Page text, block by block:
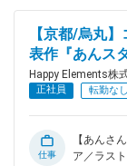
大前提と
身の負担
できます
育てをし
がありま
は7.85%です。 ■独自のスキルアップ支援制
できる機
プロジェ
給(月額)は
【京都/烏丸
表作『あんス
Happy Elements株
正社員 転勤なし
仕事
【あんさ
ア／ラス